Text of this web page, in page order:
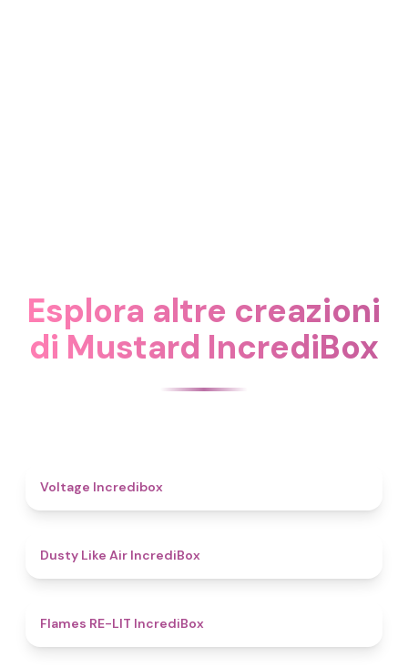
Esplora altre creazioni
di Mustard IncrediBox
Voltage Incredibox
Dusty Like Air IncrediBox
Flames RE-LIT IncrediBox